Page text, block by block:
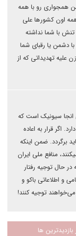
همجواری رو با همه
اون کشورها علی
با شما نداشته
دشمن یا رقبای شما
علیه تهدیداتی که از
سیونیک است که
اگر قرار به اعاده
برگردد. ضمن اینکه
منافع ملی ایران
در حال توجیه رفتار
و اطلاعاتی باکو و
توجیه کنند!
بازدیدترین ها